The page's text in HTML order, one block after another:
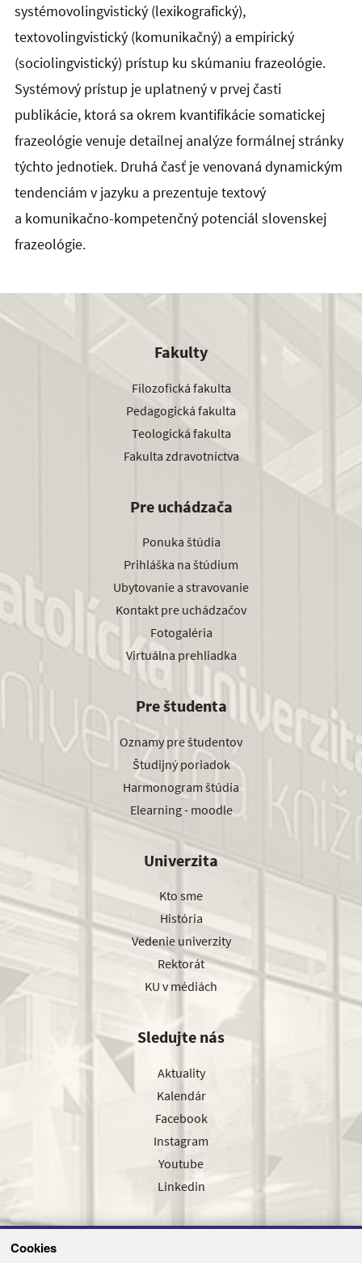
Cookies
systémovolingvistický (lexikografický),
textovolingvistický (komunikačný) a empirický
(sociolingvistický) prístup ku skúmaniu frazeológie.
Systémový prístup je uplatnený v prvej časti
publikácie, ktorá sa okrem kvantifikácie somatickej
frazeológie venuje detailnej analýze formálnej stránky
týchto jednotiek. Druhá časť je venovaná dynamickým
tendenciám v jazyku a prezentuje textový
a komunikačno-kompetenčný potenciál slovenskej
frazeológie.
Fakulty
Filozofická fakulta
Pedagogická fakulta
Teologická fakulta
Fakulta zdravotníctva
Pre uchádzača
Ponuka štúdia
Prihláška na štúdium
Ubytovanie a stravovanie
Kontakt pre uchádzačov
Fotogaléria
Virtuálna prehliadka
Pre študenta
Oznamy pre študentov
Študijný poriadok
Harmonogram štúdia
Elearning - moodle
Univerzita
Kto sme
História
Vedenie univerzity
Rektorát
KU v médiách
Sledujte nás
Aktuality
Kalendár
Facebook
Instagram
Youtube
Linkedin